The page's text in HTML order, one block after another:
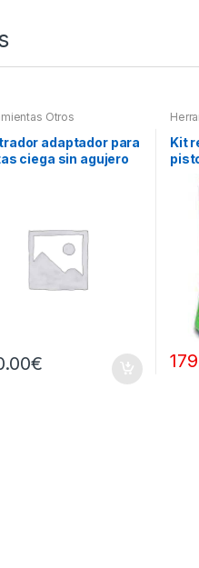
Otros
adaptador para
ciega sin agujero
€
Kit